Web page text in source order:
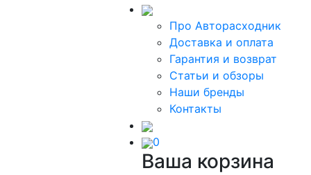
Про Авторасходник
Доставка и оплата
Гарантия и возврат
Статьи и обзоры
Наши бренды
Контакты
0
Ваша корзина